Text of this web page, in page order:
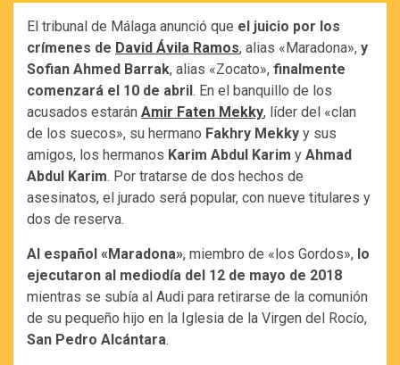
El tribunal de Málaga anunció que el juicio por los
crímenes de David Ávila Ramos, alias «Maradona», y
Sofian Ahmed Barrak, alias «Zocato», finalmente
comenzará el 10 de abril. En el banquillo de los
acusados estarán Amir Faten Mekky, líder del «clan
de los suecos», su hermano Fakhry Mekky y sus
amigos, los hermanos Karim Abdul Karim y Ahmad
Abdul Karim. Por tratarse de dos hechos de
asesinatos, el jurado será popular, con nueve titulares y
dos de reserva.
Al español «Maradona», miembro de «los Gordos», lo
ejecutaron al mediodía del 12 de mayo de 2018
mientras se subía al Audi para retirarse de la comunión
de su pequeño hijo en la Iglesia de la Virgen del Rocío,
San Pedro Alcántara.